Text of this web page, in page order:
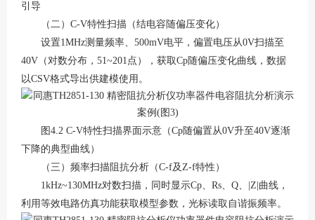
引导
（二） C-V特性扫描（结电容随偏压变化）
设置1MHz测量频率、500mV电平，偏置电压从0V扫描至
40V（对数分布，51~201点），获取Cp随偏压变化曲线，数据
以CSV格式导出供建模使用。
图 4.2 C-V特性扫描界面示意（Cp随偏置从0V升至40V逐渐
下降的典型曲线）
（三）频率扫描阻抗分析（C-f及Z-f特性）
1kHz~130MHz对数扫描，同时显示Cp、Rs、Q、|Z|曲线，
利用等效电路仿真功能获取模型参数，光标读取自谐振频率。